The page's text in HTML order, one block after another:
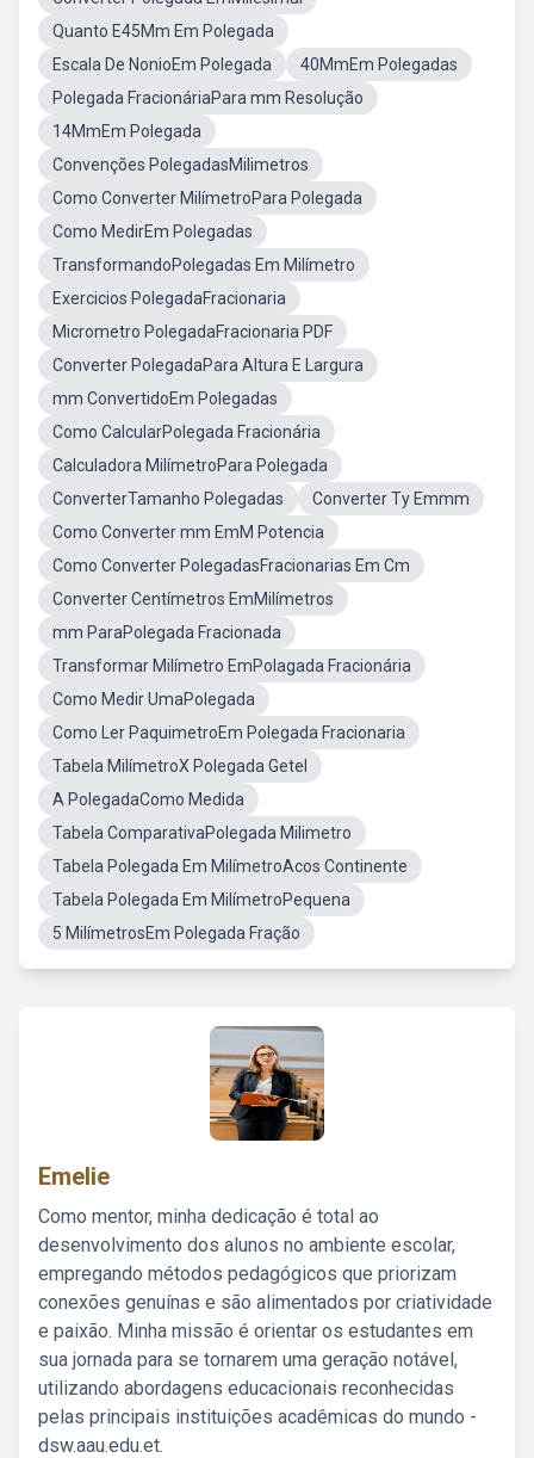
Quanto E45Mm Em Polegada
Escala De NonioEm Polegada
40MmEm Polegadas
Polegada FracionáriaPara mm Resolução
14MmEm Polegada
Convenções PolegadasMilimetros
Como Converter MilímetroPara Polegada
Como MedirEm Polegadas
TransformandoPolegadas Em Milímetro
Exercicios PolegadaFracionaria
Micrometro PolegadaFracionaria PDF
Converter PolegadaPara Altura E Largura
mm ConvertidoEm Polegadas
Como CalcularPolegada Fracionária
Calculadora MilímetroPara Polegada
ConverterTamanho Polegadas
Converter Ty Emmm
Como Converter mm EmM Potencia
Como Converter PolegadasFracionarias Em Cm
Converter Centímetros EmMilímetros
mm ParaPolegada Fracionada
Transformar Milímetro EmPolagada Fracionária
Como Medir UmaPolegada
Como Ler PaquimetroEm Polegada Fracionaria
Tabela MilímetroX Polegada Getel
A PolegadaComo Medida
Tabela ComparativaPolegada Milimetro
Tabela Polegada Em MilímetroAcos Continente
Tabela Polegada Em MilímetroPequena
5 MilímetrosEm Polegada Fração
Emelie
Como mentor, minha dedicação é total ao
desenvolvimento dos alunos no ambiente escolar,
empregando métodos pedagógicos que priorizam
conexões genuínas e são alimentados por criatividade
e paixão. Minha missão é orientar os estudantes em
sua jornada para se tornarem uma geração notável,
utilizando abordagens educacionais reconhecidas
pelas principais instituições acadêmicas do mundo -
dsw.aau.edu.et.